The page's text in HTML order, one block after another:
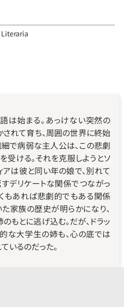
Literaria
は始まる。あっけない突然の
れて育ち、周囲の世界に終始
で病弱な主人公は、この悲劇
ける。それを克服しようとソ
アは彼と同い年の娘で、別れて
デリケートな関係でつながっ
もあれば悲劇的でもある関係
家族の歴史が明らかになり、
もとに逃げ込む。だが、ドラッ
な大学生の姉も、心の底では
いるのだった。